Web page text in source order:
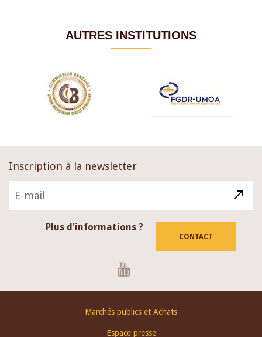
AUTRES INSTITUTIONS
Inscription à la newsletter
Plus d'informations ?
CONTACT
Marchés publics et Achats
Espace presse